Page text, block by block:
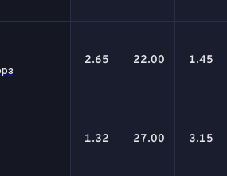
2.65 22.00 1.45
1.32 27.00 3.15